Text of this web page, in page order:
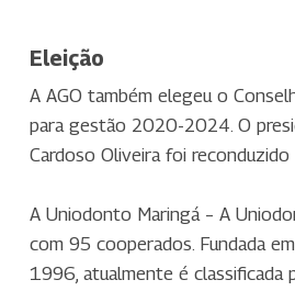
Eleição
A AGO também elegeu o
para gestão 2020-2024. O
Cardoso Oliveira foi reconduzido
A Uniodonto Maringá – A
com 95 cooperados. Fundada
1996, atualmente é classificada